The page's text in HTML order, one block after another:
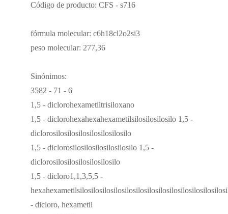
Código de producto: CFS - s716
fórmula molecular: c6h18cl2o2si3
peso molecular: 277,36
Sinónimos:
3582 - 71 - 6
1,5 - diclorohexametiltrisiloxano
1,5 - diclorohexahexahexametilsilosilosilosilo 1,5 -
diclorosilosilosilosilosilosilosilo
1,5 - diclorosilosilosilosilosilosilo 1,5 -
diclorosilosilosilosilosilosilo
1,5 - dicloro1,1,3,5,5 -
- dicloro, hexametil